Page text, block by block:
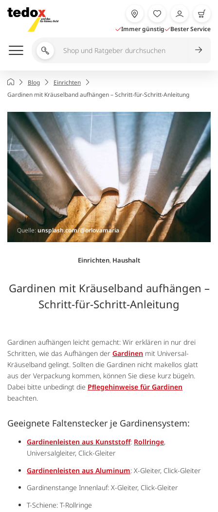
Inhalt
springen
Immer günstig Bester Service
Shop
Ratgeber
durchsuchen
Startseite
Blog
Einrichten
Gardinen mit Kräuselband aufhängen – Schritt-für-Schritt-Anleitung
Quelle: unsplash.com/@orlovamaria
Einrichten, Haushalt
Gardinen mit Kräuselband aufhängen –
Schritt-für-Schritt-Anleitung
Gardinen aufhängen leicht gemacht: Wir erklären in nur drei
Schritten, wie das Aufhängen der Gardinen mit Universal-
Kräuselband gelingt. Sollten die Gardinen nicht makellos glatt
aus der Verpackung kommen, können Sie diese kurz bügeln.
Dabei bitte unbedingt die Pﬂegehinweise für Gardinen
beachten.
Geeignete Faltenstecker je Gardinensystem:
Gardinenleisten aus Kunststoff: Rollringe,
Universalgleiter, Click-Gleiter
Gardinenleisten aus Aluminum: X-Gleiter, Click-Gleiter
Gardinenstange Innenlauf: X-Gleiter, Click-Gleiter
T-Schiene: T-Rollringe